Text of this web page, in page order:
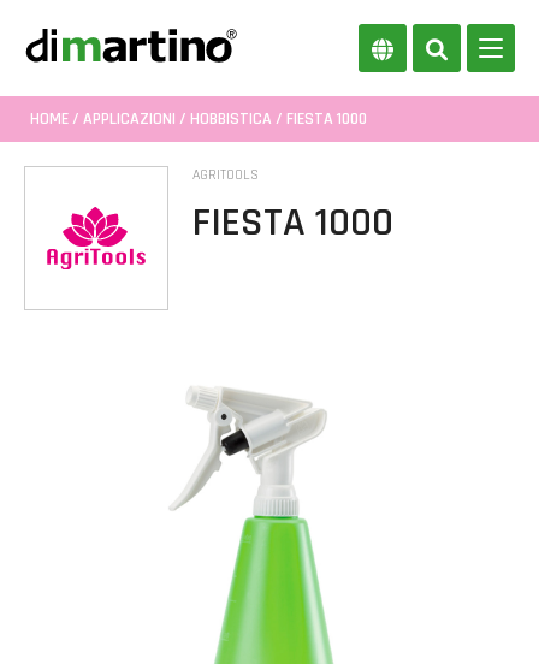
HOME/ APPLICAZIONI / HOBBISTICA / FIESTA 1000
AGRITOOLS
FIESTA 1000